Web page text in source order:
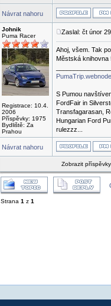
Návrat nahoru
Johnik
Puma Racer
Registrace: 10.4.
2006
Příspěvky: 1975
Bydliště: Za
Prahou
Zaslal: čt únor
Ahoj, všem. Tak
Městská knihovna
S Pumou
FordFair in
Transfagarasan,
Hungarian Ford
rulezzz...
Návrat nahoru
Zobrazit
Strana 1 z 1